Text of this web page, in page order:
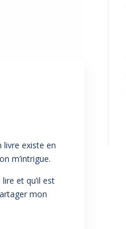
livre existe en
m’intrigue.
et qu’il est
mon